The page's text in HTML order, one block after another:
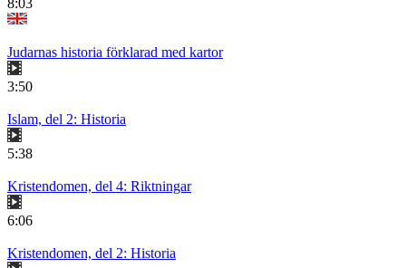
8:03
Judarnas historia förklarad med kartor
3:50
Islam, del 2: Historia
5:38
Kristendomen, del 4: Riktningar
6:06
Kristendomen, del 2: Historia